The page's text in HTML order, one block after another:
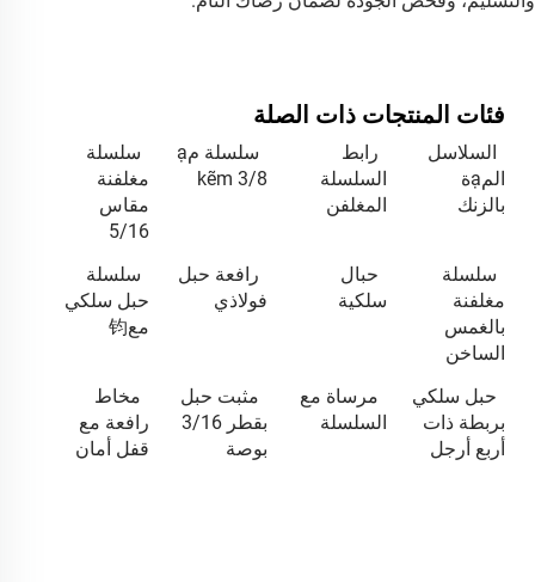
فئات المنتجات ذات الصلة
السلاسل
المạة
بالزنك
رابط
السلسلة
المغلفن
سلسلة مạ
kẽm 3/8
سلسلة
مغلفنة
مقاس
5/16
سلسلة
مغلفنة
بالغمس
الساخن
حبال
سلكية
رافعة حبل
فولاذي
سلسلة
حبل سلكي
مع钧
حبل سلكي
بربطة ذات
أربع أرجل
مرساة مع
السلسلة
مثبت حبل
بقطر 3/16
بوصة
مخاط
رافعة مع
قفل أمان